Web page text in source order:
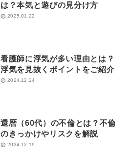
は？本気と遊びの見分け方
2025.01.22
看護師に浮気が多い理由とは？
浮気を見抜くポイントをご紹介
2024.12.24
還暦（60代）の不倫とは？不倫
のきっかけやリスクを解説
2024.12.19